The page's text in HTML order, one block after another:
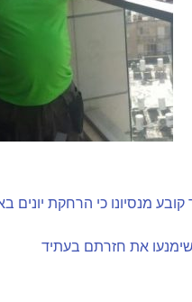
מנסיונו כי הרחקת יונים
שימנעו את חזרתם בעתיד